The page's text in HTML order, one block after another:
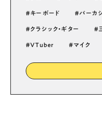
キーボード パーカ
クラシック・ギター
VTuber マイク